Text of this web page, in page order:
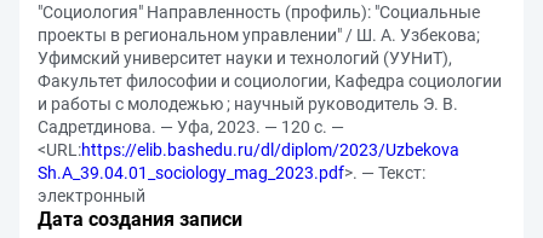
"Социология" Направленность (профиль): "Социальные
проекты в региональном управлении" / Ш. А. Узбекова;
Уфимский университет науки и технологий (УУНиТ),
Факультет философии и социологии, Кафедра социологии
и работы с молодежью ; научный руководитель Э. В.
Садретдинова. — Уфа, 2023. — 120 с. —
<URL:https://elib.bashedu.ru/dl/diplom/2023/Uzbekova
Sh.A_39.04.01_sociology_mag_2023.pdf>. — Текст:
электронный
Дата создания записи